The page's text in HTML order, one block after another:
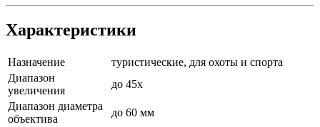
Характеристики
Назначение
туристические, для охоты и спорта
Диапазон
увеличения
до 45х
Диапазон диаметра
объектива
до 60 мм